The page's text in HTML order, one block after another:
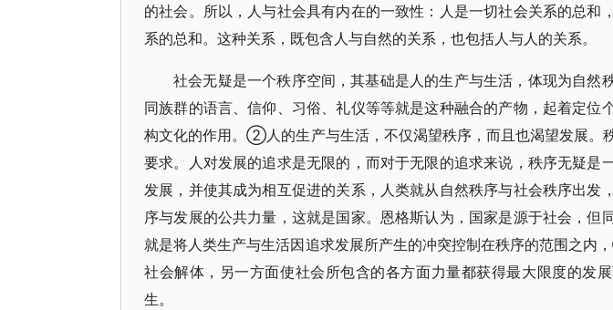
的社会。所以，人与社会具有内在的一致性：人是一切社会关系的总和
系的总和。这种关系，既包含人与自然的关系，也包括人与人的关系。
社会无疑是一个秩序空间，其基础是人的生产与生活，体现为自然
同族群的语言、信仰、习俗、礼仪等等就是这种融合的产物，起着定位
构文化的作用。②人的生产与生活，不仅渴望秩序，而且也渴望发展。
要求。人对发展的追求是无限的，而对于无限的追求来说，秩序无疑是
发展，并使其成为相互促进的关系，人类就从自然秩序与社会秩序出发
序与发展的公共力量，这就是国家。恩格斯认为，国家是源于社会，但
就是将人类生产与生活因追求发展所产生的冲突控制在秩序的范围之
社会解体，另一方面使社会所包含的各方面力量都获得最大限度的发
生。